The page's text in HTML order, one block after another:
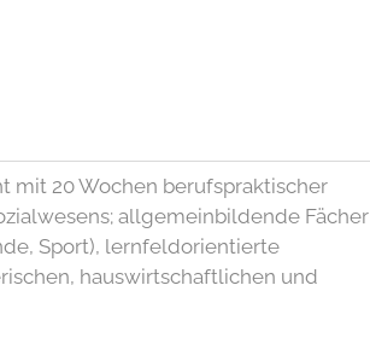
mit 20 Wochen berufspraktischer
allgemeinbildende Fächer
Sport), lernfeldorientierte
hauswirtschaftlichen und